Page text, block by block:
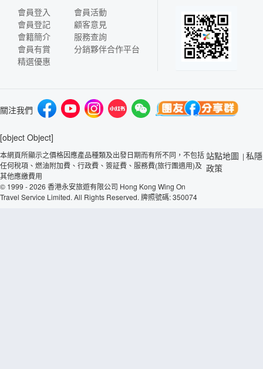
會員登入
會員登記
會籍簡介
會員有賞
精選優惠
會員活動
顧客意見
服務查詢
分銷夥伴合作平台
關注我們
[object Object]
本網頁所顯示之價格因應產品種類及出發日期而有所不同，不包括
任何稅項、燃油附加費、行政費、簽証費、服務費(旅行團適用)及
其他應繳費用
© 1999 - 2026 香港永安旅遊有限公司 Hong Kong Wing On
Travel Service Limited. All Rights Reserved. 牌照號碼: 350074
站點地圖 | 私隱
政策